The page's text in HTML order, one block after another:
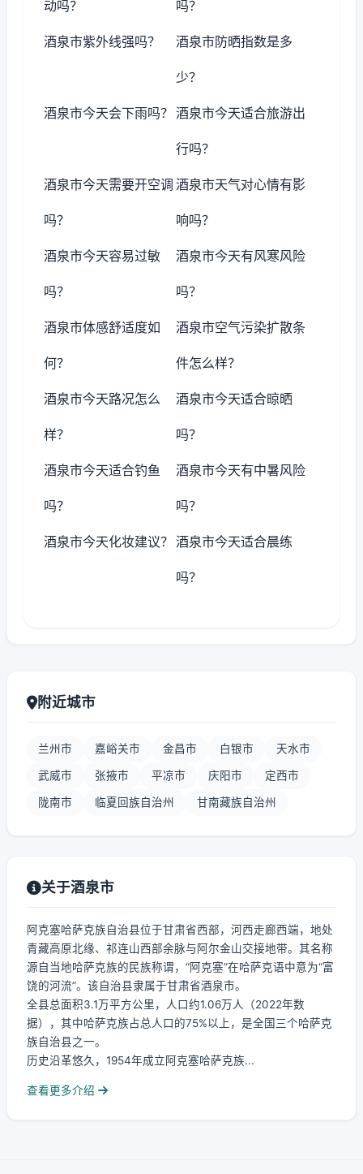
动吗？ 吗？
酒泉市紫外线强吗？ 酒泉市防晒指数是多
少？
酒泉市今天会下雨吗？ 酒泉市今天适合旅游出
行吗？
酒泉市今天需要开空调
吗？
酒泉市天气对心情有影
响吗？
酒泉市今天容易过敏
吗？
酒泉市今天有风寒风险
吗？
酒泉市体感舒适度如
何？
酒泉市空气污染扩散条
件怎么样？
酒泉市今天路况怎么
样？
酒泉市今天适合晾晒
吗？
酒泉市今天适合钓鱼
吗？
酒泉市今天有中暑风险
吗？
酒泉市今天化妆建议？ 酒泉市今天适合晨练
吗？
附近城市
兰州市 嘉峪关市 金昌市 白银市 天水市
武威市 张掖市 平凉市 庆阳市 定西市
陇南市 临夏回族自治州 甘南藏族自治州
关于酒泉市
阿克塞哈萨克族自治县位于甘肃省西部，河西走廊西端，地处
青藏高原北缘、祁连山西部余脉与阿尔金山交接地带。其名称
源自当地哈萨克族的民族称谓，“阿克塞”在哈萨克语中意为“富
饶的河流”。该自治县隶属于甘肃省酒泉市。
全县总面积3.1万平方公里，人口约1.06万人（2022年数
据），其中哈萨克族占总人口的75%以上，是全国三个哈萨克
族自治县之一。
历史沿革悠久，1954年成立阿克塞哈萨克族...
查看更多介绍